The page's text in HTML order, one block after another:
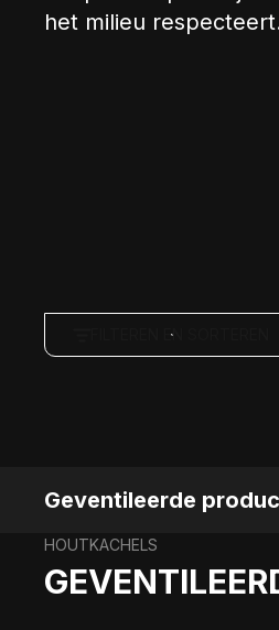
het milieu
FILTEREN EN SORTEREN
Geventileerde
HOUTKACHELS